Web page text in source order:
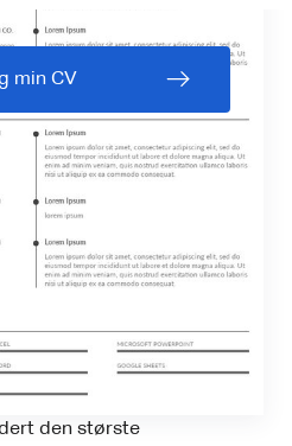
min CV
den største